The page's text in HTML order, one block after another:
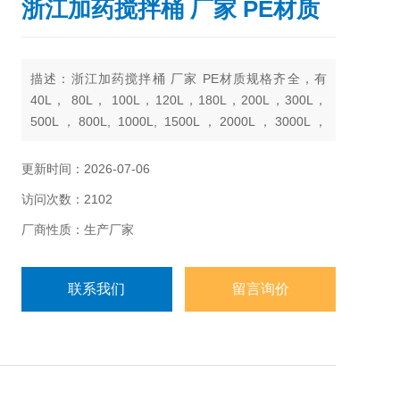
浙江加药搅拌桶 厂家 PE材质
描述：浙江加药搅拌桶 厂家 PE材质规格齐全，有
40L， 80L， 100L，120L，180L，200L，300L，
500L，800L, 1000L, 1500L，2000L，3000L，
更新时间：2026-07-06
访问次数：2102
厂商性质：生产厂家
联系我们 留言询价